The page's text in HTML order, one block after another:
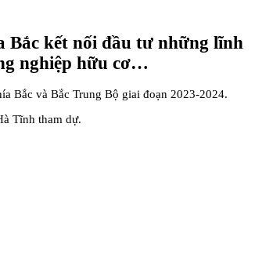
Bắc kết nối đầu tư những lĩnh
nghiệp hữu cơ…
Bắc và Bắc Trung Bộ giai đoạn 2023-2024.
Tĩnh tham dự.